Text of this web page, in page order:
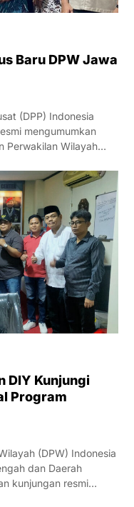
Baru DPW Jawa
(DPP) Indonesia
mengumumkan
Perwakilan Wilayah…
DIY Kunjungi
Program
(DPW) Indonesia
dan Daerah
kunjungan resmi…